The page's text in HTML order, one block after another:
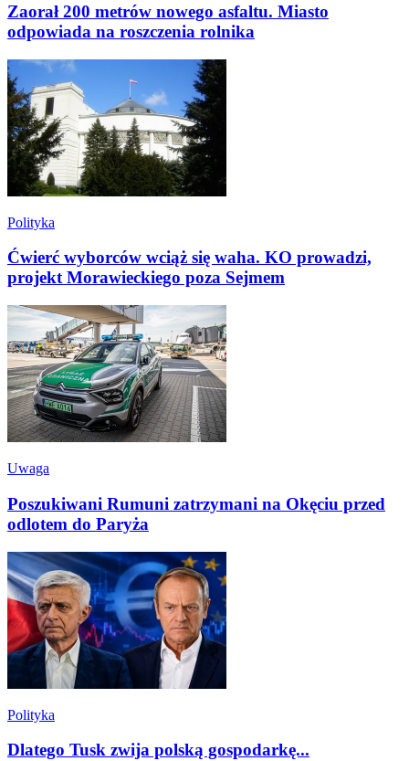
Zaorał 200 metrów nowego asfaltu. Miasto
odpowiada na roszczenia rolnika
Polityka
Ćwierć wyborców wciąż się waha. KO prowadzi,
projekt Morawieckiego poza Sejmem
Uwaga
Poszukiwani Rumuni zatrzymani na Okęciu przed
odlotem do Paryża
Polityka
Dlatego Tusk zwija polską gospodarkę...